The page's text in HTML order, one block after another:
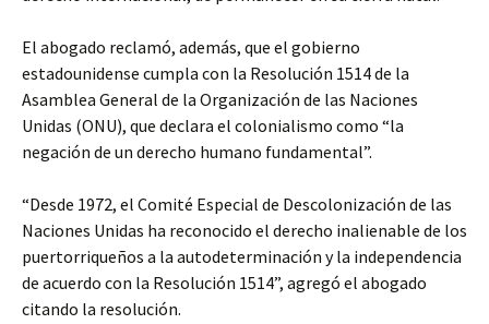
El abogado reclamó, además, que el gobierno
estadounidense cumpla con la Resolución 1514 de la
Asamblea General de la Organización de las Naciones
Unidas (ONU), que declara el colonialismo como “la
negación de un derecho humano fundamental”.
“Desde 1972, el Comité Especial de Descolonización de las
Naciones Unidas ha reconocido el derecho inalienable de los
puertorriqueños a la autodeterminación y la independencia
de acuerdo con la Resolución 1514”, agregó el abogado
citando la resolución.